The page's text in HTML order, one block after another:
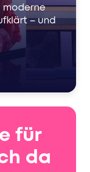
moderne
– und
für
da